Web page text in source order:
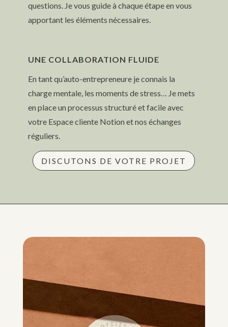
questions. Je vous guide à chaque étape en vous
apportant les éléments nécessaires.
UNE COLLABORATION FLUIDE
En tant qu’auto-entrepreneure je connais la
charge mentale, les moments de stress… Je mets
en place un processus structuré et facile avec
votre Espace cliente Notion et nos échanges
réguliers.
DISCUTONS DE VOTRE PROJET